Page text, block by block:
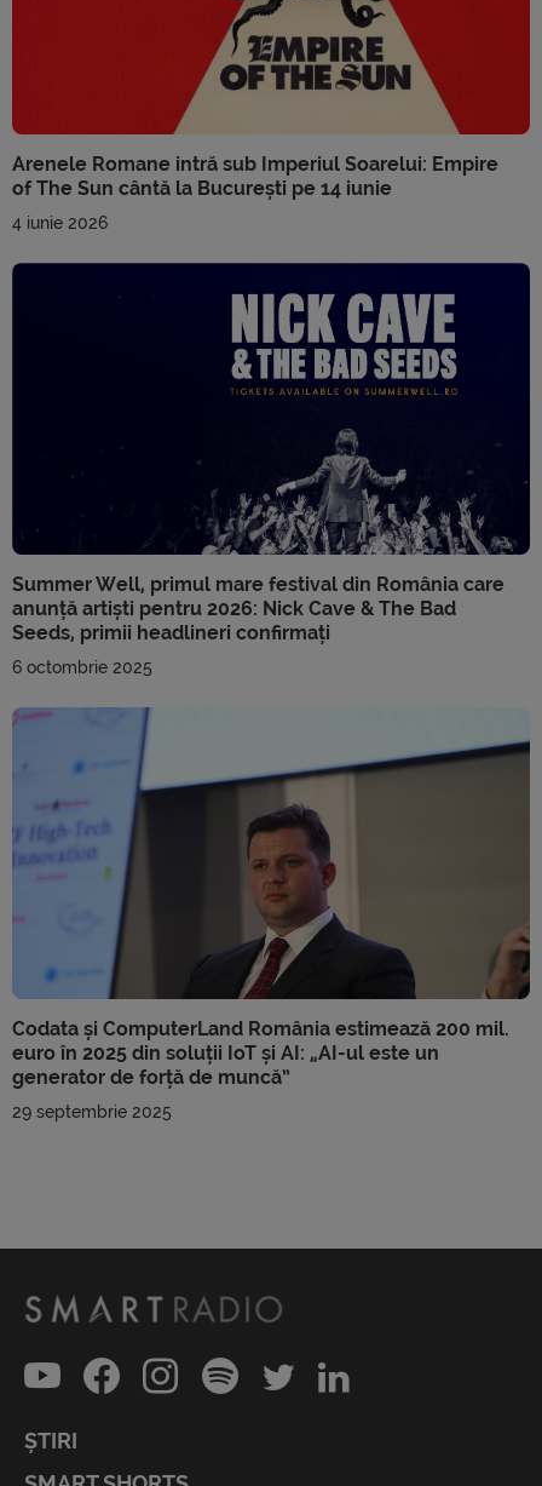
Arenele Romane intră sub Imperiul Soarelui: Empire
of The Sun cântă la București pe 14 iunie
4 iunie 2026
Summer Well, primul mare festival din România care
anunță artiști pentru 2026: Nick Cave & The Bad
Seeds, primii headlineri confirmați
6 octombrie 2025
Codata și ComputerLand România estimează 200 mil.
euro în 2025 din soluții IoT și AI: „AI-ul este un
generator de forță de muncă”
29 septembrie 2025
ȘTIRI